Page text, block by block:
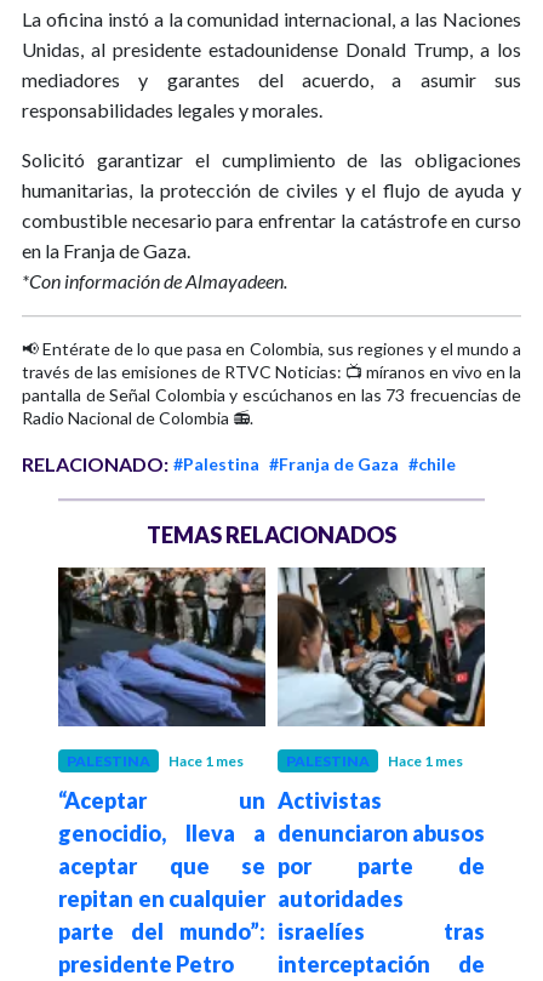
La oficina instó a la comunidad internacional, a las Naciones
Unidas, al presidente estadounidense Donald Trump, a los
mediadores y garantes del acuerdo, a asumir sus
responsabilidades legales y morales.
Solicitó garantizar el cumplimiento de las obligaciones
humanitarias, la protección de civiles y el flujo de ayuda y
combustible necesario para enfrentar la catástrofe en curso
en la Franja de Gaza.
*Con información de Almayadeen.
📢 Entérate de lo que pasa en Colombia, sus regiones y el mundo a
través de las emisiones de RTVC Noticias: 📺 míranos en vivo en la
pantalla de Señal Colombia y escúchanos en las 73 frecuencias de
Radio Nacional de Colombia 📻.
RELACIONADO: #Palestina #Franja de Gaza #chile
TEMAS RELACIONADOS
PALESTINA Hace 1 mes
“Aceptar un
genocidio, lleva a
aceptar que se
repitan en cualquier
parte del mundo”:
presidente Petro
PALESTINA Hace 1 mes
Activistas
denunciaron abusos
por parte de
autoridades
israelíes tras
interceptación de